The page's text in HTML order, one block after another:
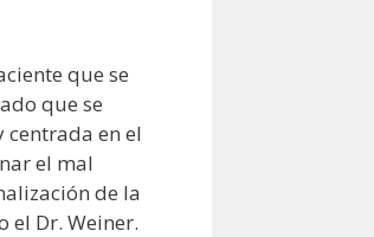
que se
que se
en el
el mal
de la
el Dr. Weiner.